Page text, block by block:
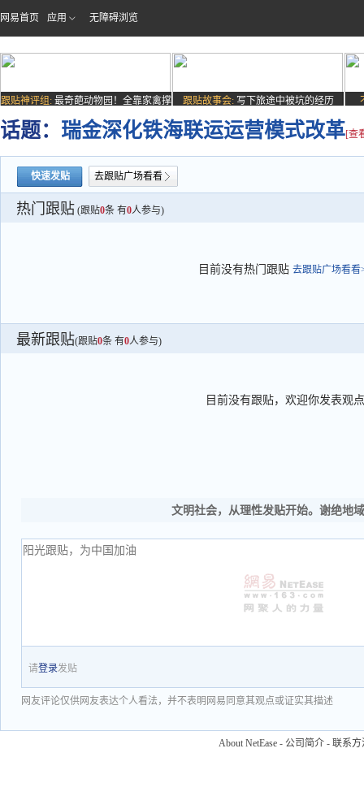
网易首页 应用 无障碍浏览
跟贴神评组: 最奇葩动物园！全靠家禽撑
场子
跟贴故事会: 写下旅途中被坑的经历
话题： 瑞金深化铁海联运运营模式改革[查
快速发贴 去跟贴广场看看
热门跟贴 (跟贴0条 有0人参与)
目前没有热门跟贴 去跟贴广场看看
最新跟贴(跟贴0条 有0人参与)
目前没有跟贴，欢迎你发表观点
文明社会，从理性发贴开始。谢绝地
请登录发贴
网友评论仅供网友表达个人看法，并不表明网易同意其观点或证实其描述
About NetEase - 公司简介 - 联系方